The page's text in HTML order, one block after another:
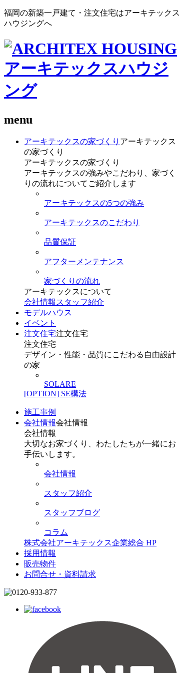
福岡の新築一戸建て・注文住宅はアーキテックス
ハウジングへ
menu
アーキテックスの家づくり アーキテックス
の家づくり
アーキテックスの家づくり
アーキテックスの強みやこだわり、家づく
りの流れについてご紹介します
アーキテックスの5つの強み
アーキテックスのこだわり
品質保証
アフターメンテナンス
家づくりの流れ
アーキテックスについて
会社情報 スタッフ紹介
モデルハウス
イベント
注文住宅注文住宅
注文住宅
デザイン・性能・品質にこだわる自由設計
の家
SOLARE
[OPTION] SE構法
施工事例
会社情報会社情報
会社情報
大切なお家づくり、わたしたちが一緒にお
手伝いします。
会社情報
スタッフ紹介
スタッフブログ
コラム
株式会社アーキテックス企業総合 HP
採用情報
販売物件
お問合せ・資料請求